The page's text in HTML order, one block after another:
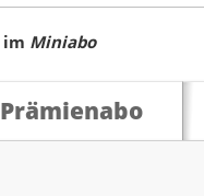
im Miniabo
Prämienabo